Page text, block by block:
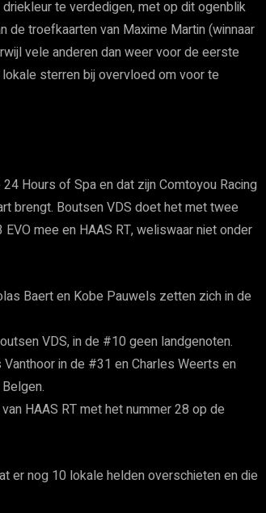
te verdedigen, met op dit ogenblik
de troefkaarten van Maxime Martin (winnaar
vele anderen dan weer voor de eerste
lokale sterren bij overvloed om voor te
Hours of Spa en dat zijn Comtoyou Racing
brengt. Boutsen VDS doet het met twee
mee en HAAS RT, weliswaar niet onder
Baert en Kobe Pauwels zetten zich in de
VDS, in de #10 geen landgenoten.
in de #31 en Charles Weerts en
HAAS RT met het nummer 28 op de
er nog 10 lokale helden overschieten en die